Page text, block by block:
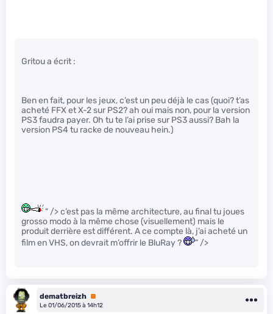
Gritou a écrit :
Ben en fait, pour les jeux, c’est un peu déjà le cas (quoi? t’as
acheté FFX et X-2 sur PS2? ah oui mais non, pour la version
PS3 faudra payer. Oh tu te l’ai prise sur PS3 aussi? Bah la
version PS4 tu racke de nouveau hein.)
" /> c’est pas la même architecture, au final tu joues
grosso modo à la même chose (visuellement) mais le
produit derrière est différent. A ce compte là, j’ai acheté un
film en VHS, on devrait m’offrir le BluRay ?
" />
dematbreizh Premium
Le 01/06/2015 à 14h12